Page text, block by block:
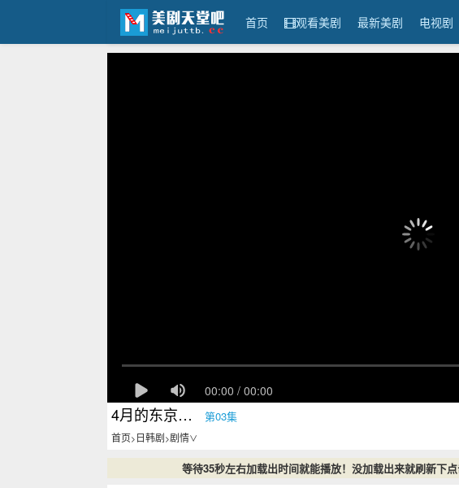
首页 观看美剧 最新美剧 电视剧
4月的东京… 第03集
首页> 日韩剧>剧情∨
等待35秒左右加载出时间就能播放！没加载出来就刷新下